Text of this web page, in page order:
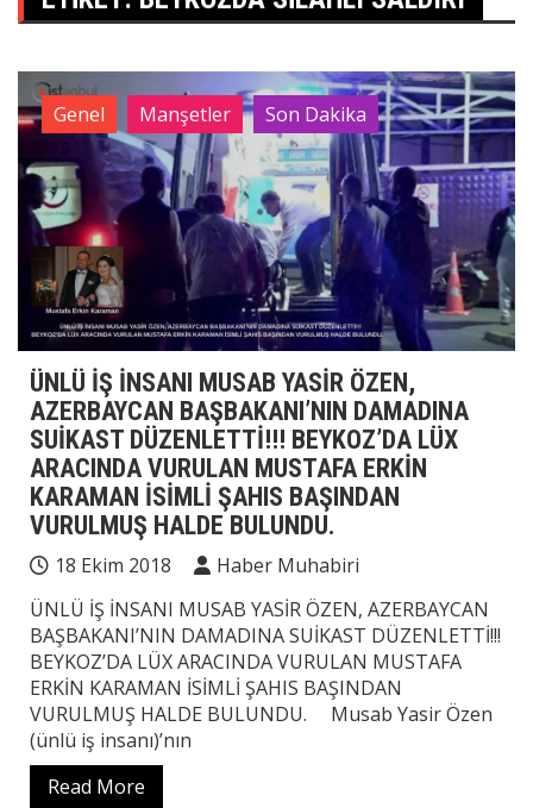
Genel Manşetler Son Dakika
ÜNLÜ İŞ İNSANI MUSAB YASİR ÖZEN,
AZERBAYCAN BAŞBAKANI’NIN DAMADINA
SUİKAST DÜZENLETTİ!!! BEYKOZ’DA LÜX
ARACINDA VURULAN MUSTAFA ERKİN
KARAMAN İSİMLİ ŞAHIS BAŞINDAN
VURULMUŞ HALDE BULUNDU.
18 Ekim 2018
Haber Muhabiri
ÜNLÜ İŞ İNSANI MUSAB YASİR ÖZEN, AZERBAYCAN
BAŞBAKANI’NIN DAMADINA SUİKAST DÜZENLETTİ!!!
BEYKOZ’DA LÜX ARACINDA VURULAN MUSTAFA
ERKİN KARAMAN İSİMLİ ŞAHIS BAŞINDAN
VURULMUŞ HALDE BULUNDU. Musab Yasir Özen
(ünlü iş insanı)’nın
Read More